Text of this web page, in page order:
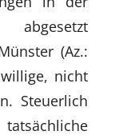
abgesetzt
(Az.:
nicht
Steuerlich